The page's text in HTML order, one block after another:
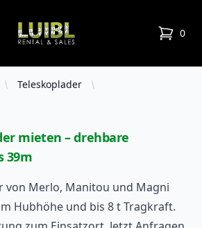
Luibl Rental & Sales 0
items
Teleskoplader
mieten – drehbare
39m
von Merlo, Manitou und Magni
Hubhöhe und bis 8 t Tragkraft.